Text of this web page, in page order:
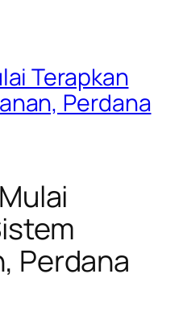
Terapkan
Perdana
Perdana